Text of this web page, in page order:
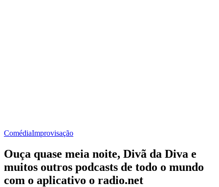
ComédiaImprovisação
Ouça quase meia noite, Divã da Diva e
muitos outros podcasts de todo o mundo
com o aplicativo o radio.net